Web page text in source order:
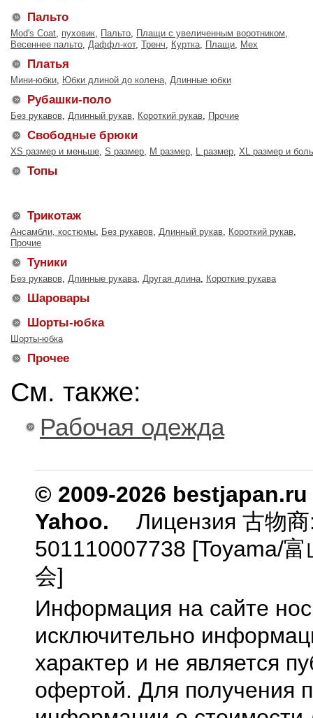
Пальто
Mod's Coat, пуховик, Пальто, Плащи с увеличенным воротником,
Весеннее пальто, Даффл-кот, Тренч, Куртка, Плащи, Мех
Платья
Мини-юбки, Юбки длиной до колена, Длинные юбки
Рубашки-поло
Без рукавов, Длинный рукав, Короткий рукав, Прочие
Свободные брюки
XS размер и меньше, S размер, M размер, L размер, XL размер и
Топы
Трикотаж
Ансамбли, костюмы, Без рукавов, Длинный рукав, Короткий рукав,
Прочие
Туники
Без рукавов, Длинные рукава, Другая длина, Короткие рукава
Шаровары
Шорты-юбка
Шорты-юбка
Прочее
См. также:
Рабочая одежда
© 2009-2026
Yahoo.
Лицензия 古物
501110007738 [Toyama/
会]
Информация на сайте
исключительно
характер и не является
офертой. Для получения